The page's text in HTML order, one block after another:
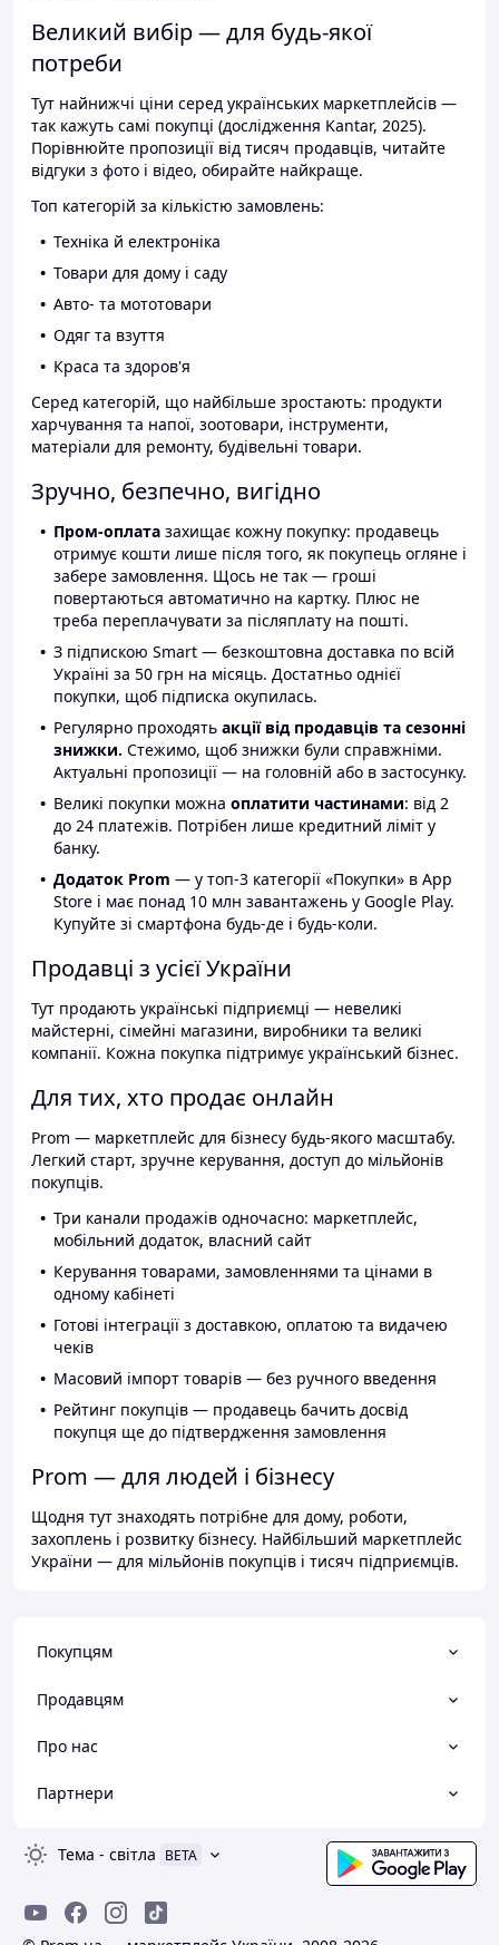
Великий вибір — для будь-якої
потреби
Тут найнижчі ціни серед українських маркетплейсів —
так кажуть самі покупці (дослідження Kantar, 2025).
Порівнюйте пропозиції від тисяч продавців, читайте
відгуки з фото і відео, обирайте найкраще.
Топ категорій за кількістю замовлень:
Техніка й електроніка
Товари для дому і саду
Авто- та мототовари
Одяг та взуття
Краса та здоров'я
Серед категорій, що найбільше зростають: продукти
харчування та напої, зоотовари, інструменти,
матеріали для ремонту, будівельні товари.
Зручно, безпечно, вигідно
Пром-оплата захищає кожну покупку: продавець
отримує кошти лише після того, як покупець огляне і
забере замовлення. Щось не так — гроші
повертаються автоматично на картку. Плюс не
треба переплачувати за післяплату на пошті.
З підпискою Smart — безкоштовна доставка по всій
Україні за 50 грн на місяць. Достатньо однієї
покупки, щоб підписка окупилась.
Регулярно проходять акції від продавців та сезонні
знижки. Стежимо, щоб знижки були справжніми.
Актуальні пропозиції — на головній або в застосунку.
Великі покупки можна оплатити частинами: від 2
до 24 платежів. Потрібен лише кредитний ліміт у
банку.
Додаток Prom — у топ-3 категорії «Покупки» в App
Store і має понад 10 млн завантажень у Google Play.
Купуйте зі смартфона будь-де і будь-коли.
Продавці з усієї України
Тут продають українські підприємці — невеликі
майстерні, сімейні магазини, виробники та великі
компанії. Кожна покупка підтримує український бізнес.
Для тих, хто продає онлайн
Prom — маркетплейс для бізнесу будь-якого масштабу.
Легкий старт, зручне керування, доступ до мільйонів
покупців.
Три канали продажів одночасно: маркетплейс,
мобільний додаток, власний сайт
Керування товарами, замовленнями та цінами в
одному кабінеті
Готові інтеграції з доставкою, оплатою та видачею
чеків
Масовий імпорт товарів — без ручного введення
Рейтинг покупців — продавець бачить досвід
покупця ще до підтвердження замовлення
Prom — для людей і бізнесу
Щодня тут знаходять потрібне для дому, роботи,
захоплень і розвитку бізнесу. Найбільший маркетплейс
України — для мільйонів покупців і тисяч підприємців.
Покупцям
Продавцям
Про нас
Партнери
Тема - світла BETA